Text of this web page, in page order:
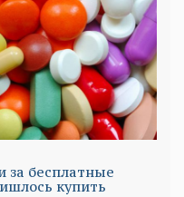
за бесплатные
купить